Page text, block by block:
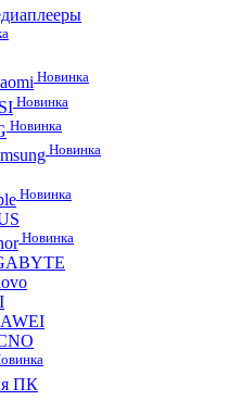
Новинка
Новинка
Новинка
Новинка
Новинка
Новинка
ПК